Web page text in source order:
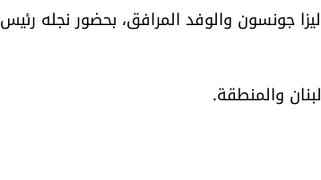
جونسون والوفد المرافق، بحضور نجله رئيس
والمنطقة.